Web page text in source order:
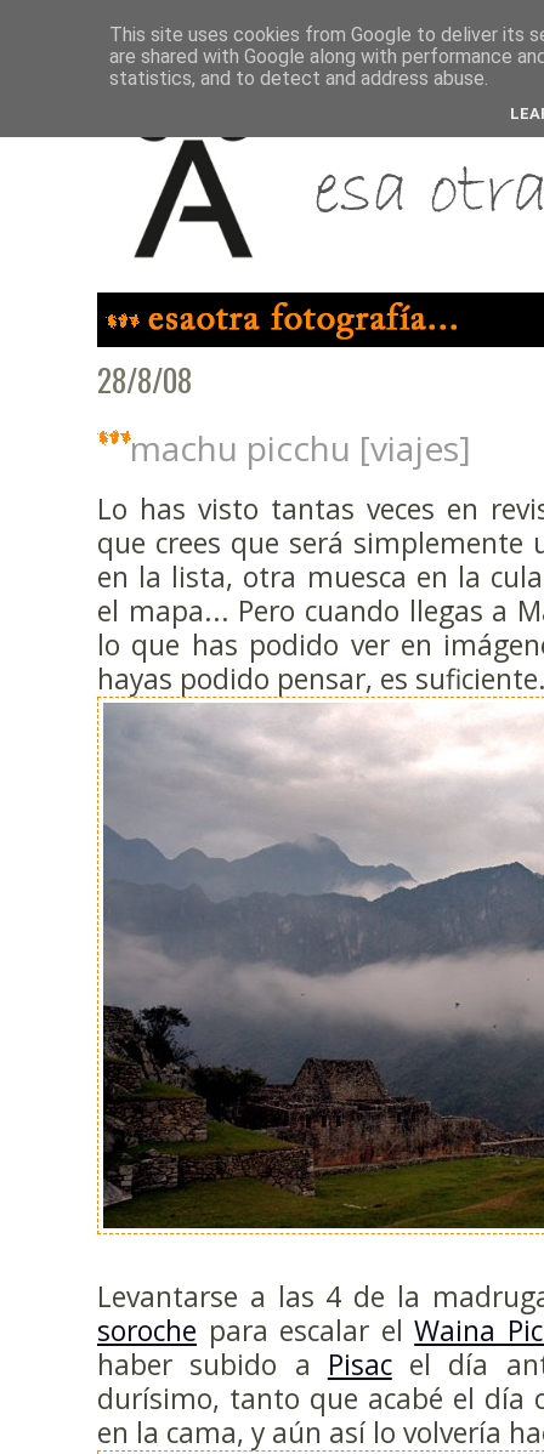
28/8/08
machu picchu [viajes]
Lo has visto tantas veces en
que crees que será
en la lista, otra muesca en la
el mapa... Pero cuando llegas a
lo que has podido ver en
hayas podido pensar, es
Levantarse a las 4 de la
soroche para escalar elWaina
haber subido a Pisacel día
durísimo, tanto que acabé el día
en la cama, y aún así lo volvería
This site uses cookies from Google to deliver its
are shared with Google along with performance
statistics, and to detect and address abuse.